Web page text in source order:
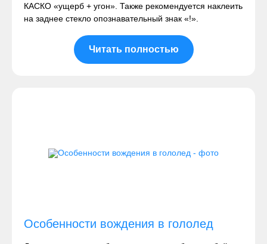
КАСКО «ущерб + угон». Также рекомендуется наклеить
на заднее стекло опознавательный знак «!».
Читать полностью
Особенности вождения в гололед